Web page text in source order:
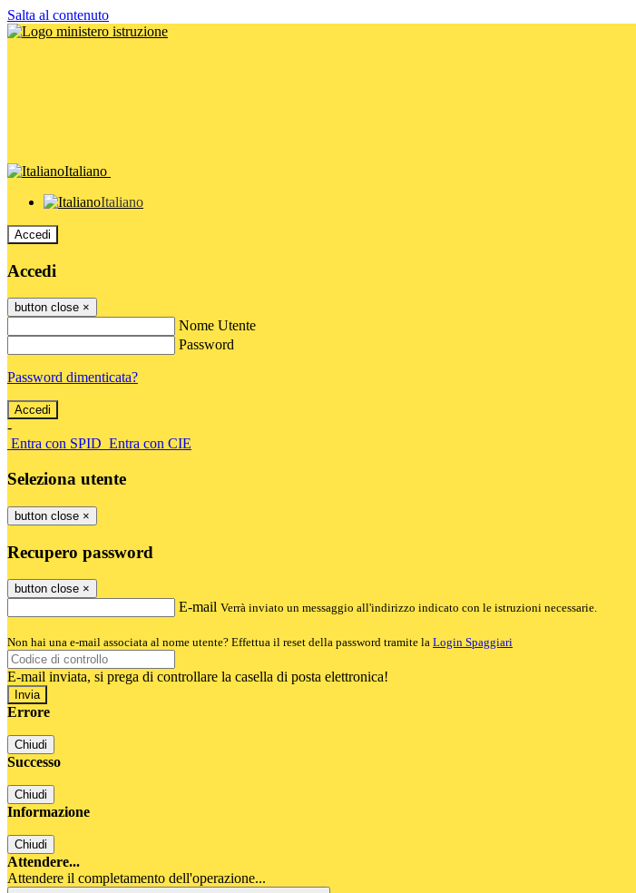
Salta al contenuto
Italiano
Italiano
Accedi
Accedi
button close ×
Nome Utente
Password
Password dimenticata?
-
Entra con SPID Entra con CIE
Seleziona utente
button close ×
Recupero password
button close ×
E-mail Verrà inviato un messaggio all'indirizzo indicato con le istruzioni necessarie.
Non hai una e-mail associata al nome utente? Effettua il reset della password tramite la Login Spaggiari
E-mail inviata, si prega di controllare la casella di posta elettronica!
Errore
Chiudi
Successo
Chiudi
Informazione
Chiudi
Attendere...
Attendere il completamento dell'operazione...